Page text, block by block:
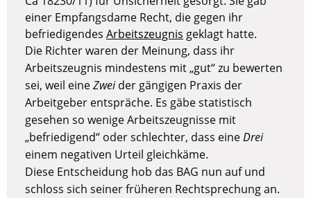
einer Empfangsdame Recht, die gegen ihr
befriedigendes Arbeitszeugnis geklagt hatte.
Die Richter waren der Meinung, dass ihr
Arbeitszeugnis mindestens mit „gut“ zu bewerten
sei, weil eineZweider gängigen Praxis der
Arbeitgeber entspräche. Es gäbe statistisch
gesehen so wenige Arbeitszeugnisse mit
„befriedigend“ oder schlechter, dass eineDrei
einem negativen Urteil gleichkäme.
Diese Entscheidung hob das BAG nun auf und
schloss sich seiner früheren Rechtsprechung an.